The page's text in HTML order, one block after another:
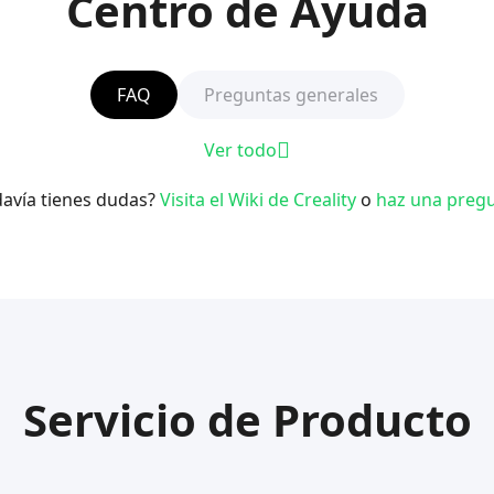
FAQ Preguntas generales
Ver todo
tienes dudas? Visita el Wiki de Creality o haz una
Servicio de Producto